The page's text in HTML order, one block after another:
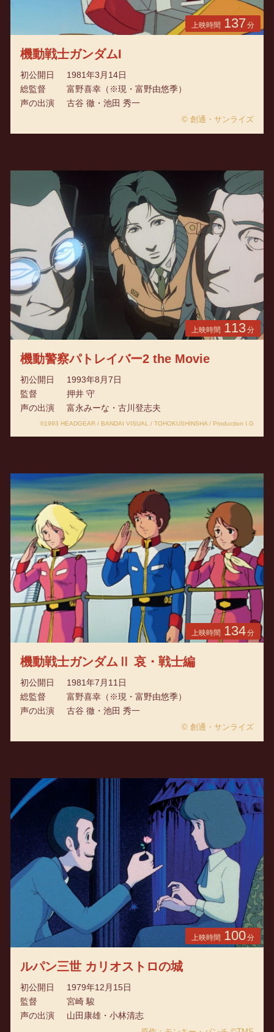
上映時間 137 分
機動戦士ガンダムI
初公開日
1981年3月14日
総監督
富野喜幸（※現・富野由悠季）
声の出演
古谷 徹・池田 秀一
© 創通・サンライズ
上映時間 113分
機動警察パトレイバー2 the Movie
初公開日
1993年8月7日
監督
押井 守
声の出演
富永みーな・古川登志夫
©1993 HEADGEAR / BANDAI VISUAL / TOHOKUSHINSHA / Production I.G
上映時間 134分
機動戦士ガンダムⅡ 哀・戦士編
初公開日
1981年7月11日
総監督
富野喜幸（※現・富野由悠季）
声の出演
古谷 徹・池田 秀一
© 創通・サンライズ
上映時間 100分
ルパン三世 カリオストロの城
初公開日
1979年12月15日
監督
宮崎 駿
声の出演
山田康雄・小林清志